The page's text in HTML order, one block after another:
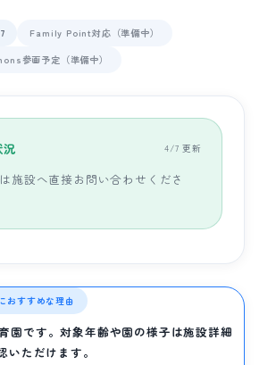
Family Point対応（準備中）
参画予定（準備中）
4/7 更新
施設へ直接お問い合わせくださ
おすすめな理由
園です。対象年齢や園の様子は施設詳細
いただけます。